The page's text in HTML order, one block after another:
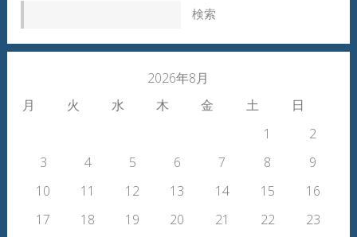
2026年8月
月
火 水 木 金 土 日
1
2
3
4 5 6 7 8
9
10
11 12 13 14 15
16
17
18 19 20 21 22
23